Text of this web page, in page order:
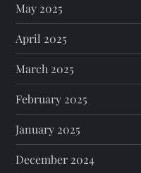
May 2025
April 2025
March 2025
February 2025
January 2025
December 2024